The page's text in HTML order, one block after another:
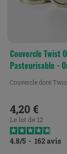
Couvercle Twist
Pasteurisable -
Couvercle doré
Prix
4,20 €
Le lot de 12
4.8/5 - 162avis